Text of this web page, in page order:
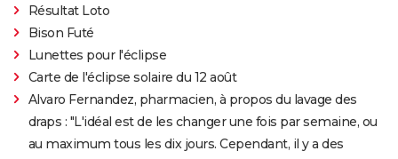
Résultat Loto
Bison Futé
Lunettes pour l'éclipse
Carte de l'éclipse solaire du 12 août
Alvaro Fernandez, pharmacien, à propos du lavage des
draps : "L'idéal est de les changer une fois par semaine, ou
au maximum tous les dix jours. Cependant, il y a des